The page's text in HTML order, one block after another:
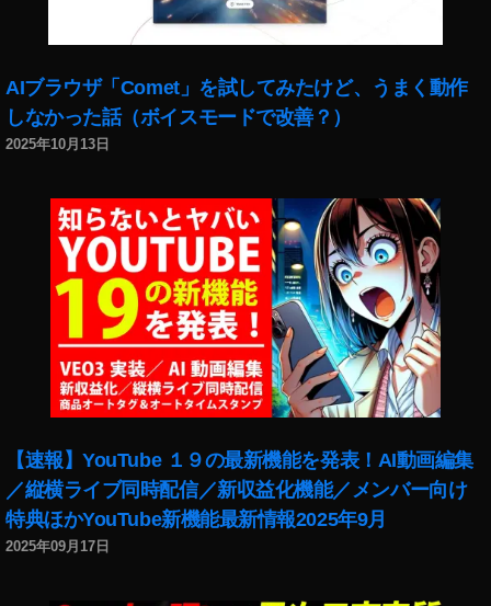
AIブラウザ「Comet」を試してみたけど、うまく動作
しなかった話（ボイスモードで改善？）
2025年10月13日
【速報】YouTube １９の最新機能を発表！AI動画編集
／縦横ライブ同時配信／新収益化機能／メンバー向け
特典ほかYouTube新機能最新情報2025年9月
2025年09月17日